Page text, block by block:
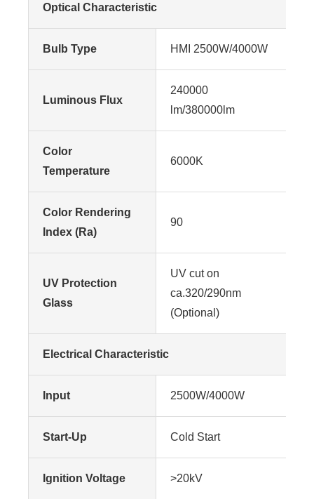
Optical Characteristic
Bulb Type HMI 2500W/4000W
Luminous Flux
240000
lm/380000lm
Color
Temperature
6000K
Color Rendering
Index (Ra)
90
UV Protection
Glass
UV cut on
ca.320/290nm
(Optional)
Electrical Characteristic
Input 2500W/4000W
Start-Up Cold Start
Ignition Voltage >20kV